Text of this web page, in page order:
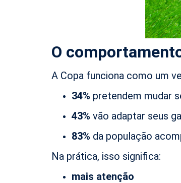
O
A Copa funciona como um
34% pretendem mudar
43% vão adaptar seus
83% da população
Na prática, isso significa:
mais atenção